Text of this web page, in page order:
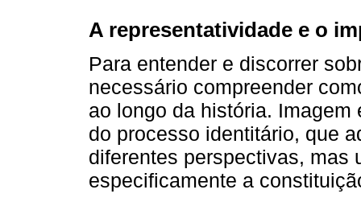
A representatividade e o
Para entender e discorrer
necessário compreender
ao longo da história.
do processo identitário, que
diferentes perspectivas, mas
especificamente a